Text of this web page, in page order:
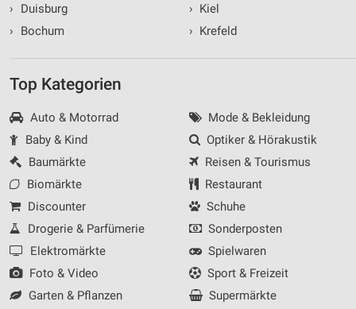
›
Duisburg
›
Bochum
› Kiel
› Krefeld
Top Kategorien
Auto & Motorrad
Baby & Kind
Baumärkte
Biomärkte
Discounter
Drogerie & Parfümerie
Elektromärkte
Foto & Video
Garten & Pflanzen
Mode & Bekleidung
Optiker & Hörakustik
Reisen & Tourismus
Restaurant
Schuhe
Sonderposten
Spielwaren
Sport & Freizeit
Supermärkte